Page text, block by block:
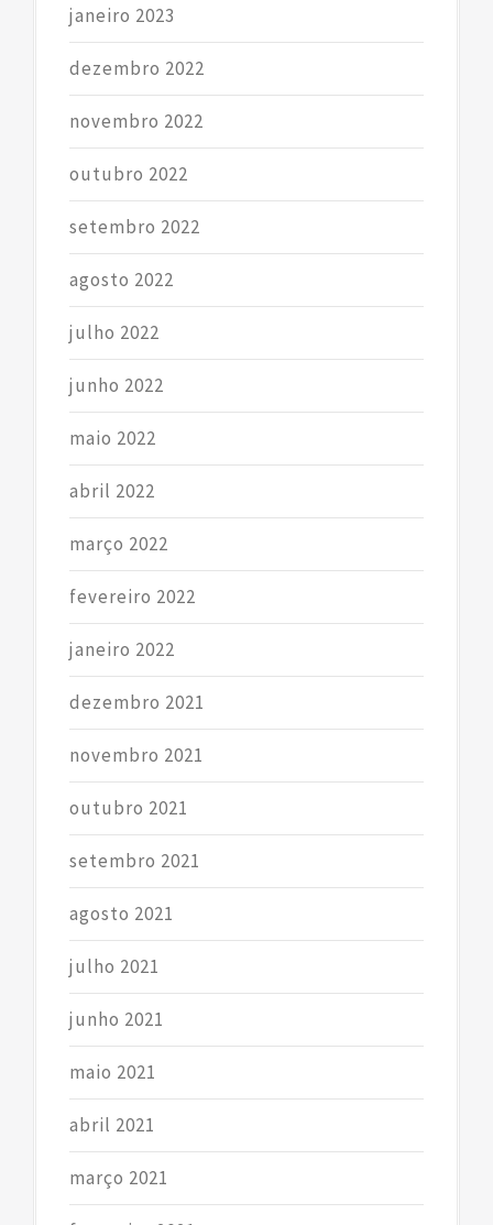
janeiro 2023
dezembro 2022
novembro 2022
outubro 2022
setembro 2022
agosto 2022
julho 2022
junho 2022
maio 2022
abril 2022
março 2022
fevereiro 2022
janeiro 2022
dezembro 2021
novembro 2021
outubro 2021
setembro 2021
agosto 2021
julho 2021
junho 2021
maio 2021
abril 2021
março 2021